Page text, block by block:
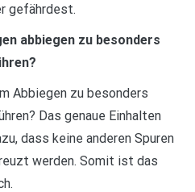
gefährdest.
abbiegen zu besonders
Abbiegen zu besonders
Das genaue Einhalten
dass keine anderen Spuren
werden. Somit ist das